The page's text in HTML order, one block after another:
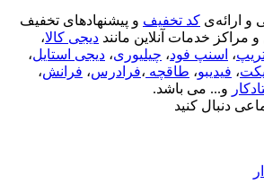
و ارائه‌ی کد تخفیفو پیشنهادهای تخفیف
مراکز خدمات آنلاین مانند دیجی کالا،
، اسنپ فود، چیلیوری، دیجی استایل،
، فیدیبو، طاقچه ،فرادرس، فرانش،
و... می باشد.
دنبال کنید